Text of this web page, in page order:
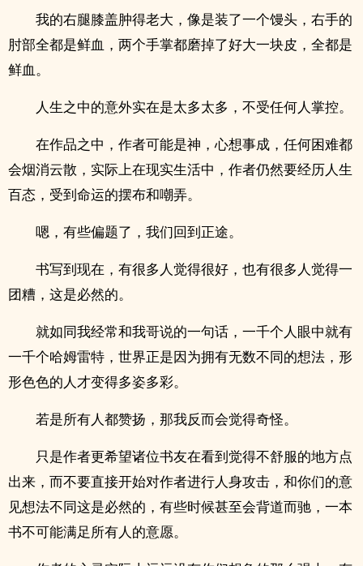
我的右腿膝盖肿得老大，像是装了一个馒头，右手的
肘部全都是鲜血，两个手掌都磨掉了好大一块皮，全都是
鲜血。
人生之中的意外实在是太多太多，不受任何人掌控。
在作品之中，作者可能是神，心想事成，任何困难都
会烟消云散，实际上在现实生活中，作者仍然要经历人生
百态，受到命运的摆布和嘲弄。
嗯，有些偏题了，我们回到正途。
书写到现在，有很多人觉得很好，也有很多人觉得一
团糟，这是必然的。
就如同我经常和我哥说的一句话，一千个人眼中就有
一千个哈姆雷特，世界正是因为拥有无数不同的想法，形
形‌‍‍色­色‎的人才变得多姿多彩。
若是所有人都赞扬，那我反而会觉得奇怪。
只是作者更希望诸位书友在看到觉得不舒服的地方点
出来，而不要直接开始对作者进行人身攻击，和你们的意
见想法不同这是必然的，有些时候甚至会背道而驰，一本
书不可能满足所有人的意愿。